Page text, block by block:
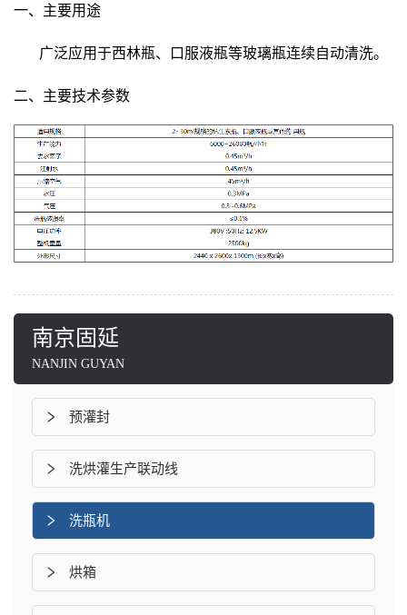
南京固延
NANJIN GUYAN
预灌封
洗烘灌生产联动线
洗瓶机
烘箱
一、主要用途
广泛应用于西林瓶、口服液瓶等玻璃瓶连续自动清洗。
二、主要技术参数